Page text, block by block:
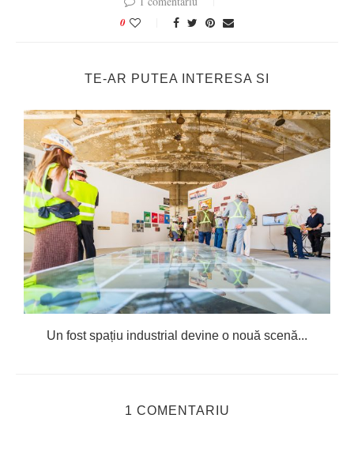
0
TE-AR PUTEA INTERESA SI
Un fost spațiu industrial devine o nouă scenă...
1 COMENTARIU